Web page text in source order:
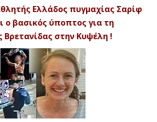
Ελλάδος πυγμαχίας Σαρίφ
ο βασικός ύποπτος για τη
Βρετανίδας στην Κυψέλη !